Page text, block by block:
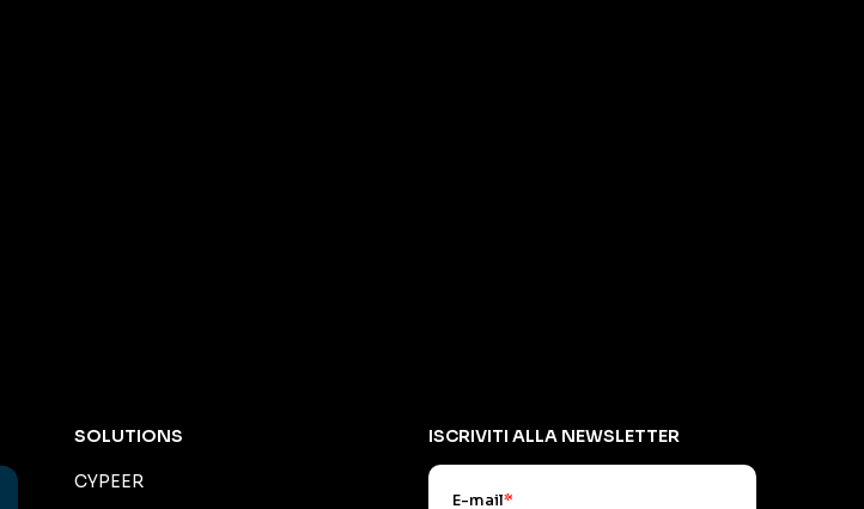
SOLUTIONS
CYPEER
ISCRIVITI ALLA NEWSLETTER